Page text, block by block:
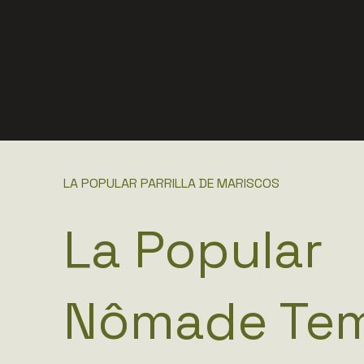
LA POPULAR PARRILLA DE MARISCOS
La Popular
Nômade